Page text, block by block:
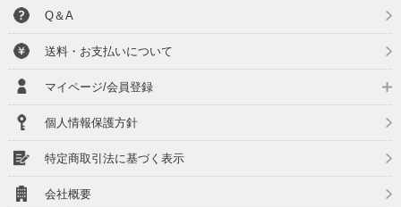
Q＆A
送料・お支払いについて
マイページ/会員登録
個人情報保護方針
特定商取引法に基づく表示
会社概要